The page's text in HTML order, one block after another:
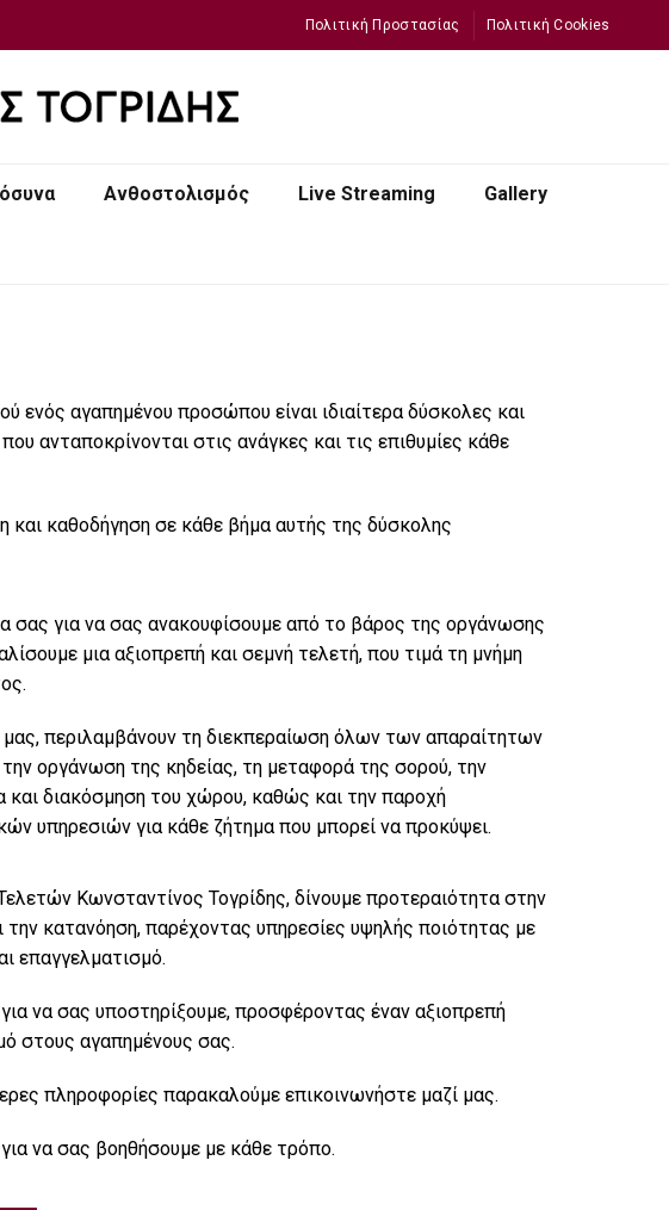
Πολιτική Προστασίας Πολιτική Cookies
Ανθοστολισμός Live Streaming Gallery
ενός αγαπημένου προσώπου είναι ιδιαίτερα δύσκολες και
ανταποκρίνονται στις ανάγκες και τις επιθυμίες κάθε
καθοδήγηση σε κάθε βήμα αυτής της δύσκολης
σας για να σας ανακουφίσουμε από το βάρος της οργάνωσης
μια αξιοπρεπή και σεμνή τελετή, που τιμά τη μνήμη
μας, περιλαμβάνουν τη διεκπεραίωση όλων των απαραίτητων
την οργάνωση της κηδείας, τη μεταφορά της σορού, την
και διακόσμηση του χώρου, καθώς και την παροχή
υπηρεσιών για κάθε ζήτημα που μπορεί να προκύψει.
Κωνσταντίνος Τογρίδης, δίνουμε προτεραιότητα στην
την κατανόηση, παρέχοντας υπηρεσίες υψηλής ποιότητας με
επαγγελματισμό.
να σας υποστηρίξουμε, προσφέροντας έναν αξιοπρεπή
στους αγαπημένους σας.
πληροφορίες παρακαλούμε επικοινωνήστε μαζί μας.
να σας βοηθήσουμε με κάθε τρόπο.